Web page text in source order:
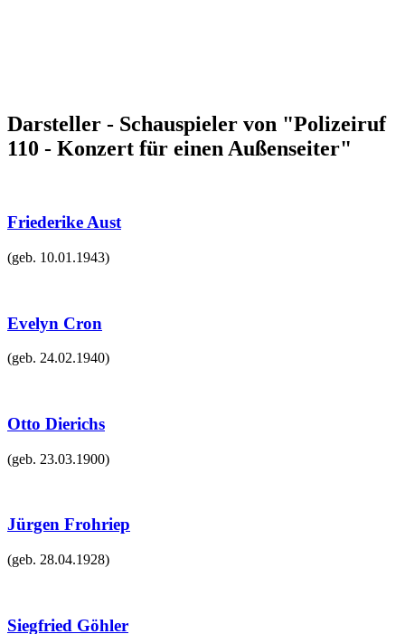
Darsteller - Schauspieler von "Polizeiruf
110 - Konzert für einen Außenseiter"
Friederike Aust
(geb. 10.01.1943)
Evelyn Cron
(geb. 24.02.1940)
Otto Dierichs
(geb. 23.03.1900)
Jürgen Frohriep
(geb. 28.04.1928)
Siegfried Göhler